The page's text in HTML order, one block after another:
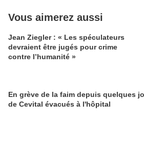
Vous aimerez aussi
Jean Ziegler : « Les spéculateurs
devraient être jugés pour crime
contre l’humanité »
En grève de la faim depuis quelques
de Cevital évacués à l'hôpital